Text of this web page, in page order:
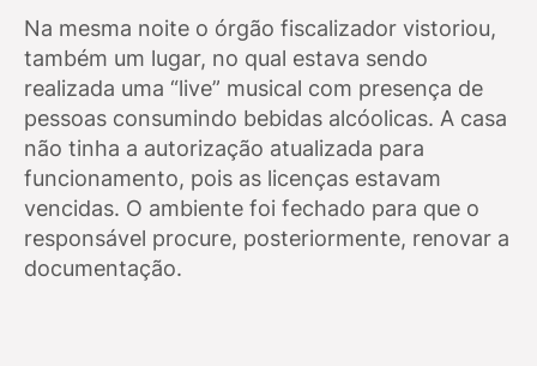
Na mesma noite o órgão fiscalizador vistoriou,
também um lugar, no qual estava sendo
realizada uma “live” musical com presença de
pessoas consumindo bebidas alcóolicas. A casa
não tinha a autorização atualizada para
funcionamento, pois as licenças estavam
vencidas. O ambiente foi fechado para que o
responsável procure, posteriormente, renovar a
documentação.